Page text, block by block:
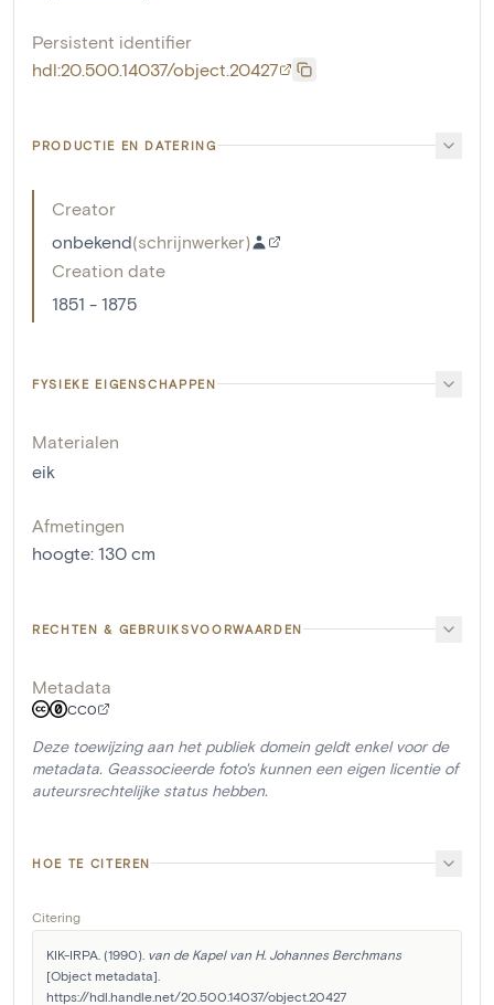
Persistent identifier
hdl:20.500.14037/object.20427
PRODUCTIE EN DATERING
Creator
onbekend(schrijnwerker)
Creation date
1851 - 1875
FYSIEKE EIGENSCHAPPEN
Materialen
eik
Afmetingen
hoogte: 130 cm
RECHTEN & GEBRUIKSVOORWAARDEN
Metadata
CC0
Deze toewijzing aan het publiek domein geldt enkel voor de
metadata. Geassocieerde foto's kunnen een eigen licentie of
auteursrechtelijke status hebben.
HOE TE CITEREN
Citering
KIK-IRPA. (1990). van de Kapel van H. Johannes Berchmans
[Object metadata].
https://hdl.handle.net/20.500.14037/object.20427